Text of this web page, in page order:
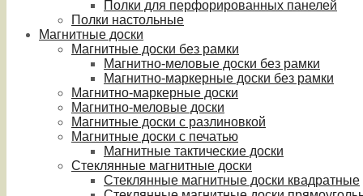
Полки для перфорированных панелей
Полки настольные
Магнитные доски
Магнитные доски без рамки
Магнитно-меловые доски без рамки
Магнитно-маркерные доски без рамки
Магнитно-маркерные доски
Магнитно-меловые доски
Магнитные доски с разлиновкой
Магнитные доски с печатью
Магнитные тактические доски
Стеклянные магнитные доски
Стеклянные магнитные доски квадратные